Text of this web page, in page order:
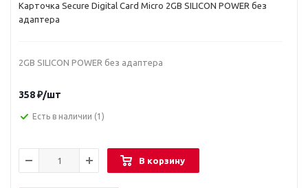
Карточка Secure Digital Card Micro 2GB SILICON POWER без
адаптера
2GB SILICON POWER без адаптера
358₽/шт
Есть в наличии (1)
В корзину